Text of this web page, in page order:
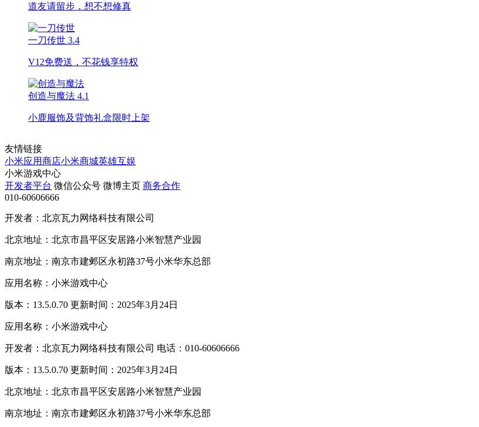
道友请留步，想不想修真
一刀传世 3.4
V12免费送，不花钱享特权
创造与魔法 4.1
小鹿服饰及背饰礼盒限时上架
友情链接
小米应用商店小米商城英雄互娱
小米游戏中心
开发者平台 微信公众号 微博主页 商务合作
010-60606666
开发者：北京瓦力网络科技有限公司
北京地址：北京市昌平区安居路小米智慧产业园
南京地址：南京市建邺区永初路37号小米华东总部
应用名称：小米游戏中心
版本：13.5.0.70 更新时间：2025年3月24日
应用名称：小米游戏中心
开发者：北京瓦力网络科技有限公司 电话：010-60606666
版本：13.5.0.70 更新时间：2025年3月24日
北京地址：北京市昌平区安居路小米智慧产业园
南京地址：南京市建邺区永初路37号小米华东总部